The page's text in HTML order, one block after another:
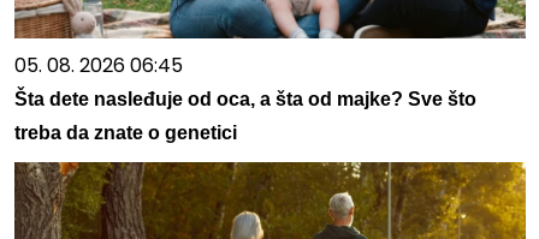
05. 08. 2026 06:45
Šta dete nasleđuje od oca, a šta od majke? Sve što
treba da znate o genetici